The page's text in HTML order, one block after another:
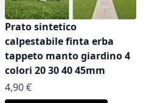
Prato sintetico
calpestabile finta erba
tappeto manto giardino 4
colori 20 30 40 45mm
As low as
4,90 €